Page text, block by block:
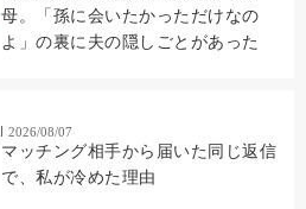
母。「孫に会いたかっただけなの
よ」の裏に夫の隠しごとがあった
2026/08/07
マッチング相手から届いた同じ返信
で、私が冷めた理由